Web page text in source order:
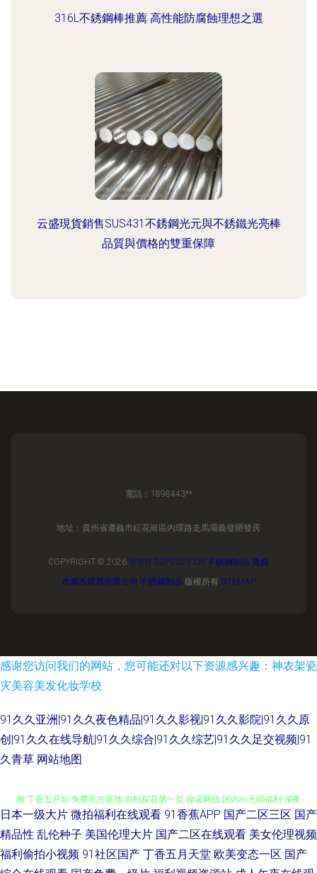
316L不銹鋼棒推薦 高性能防腐蝕理想之選
云盛現貨銷售SUS431不銹鋼光元與不銹鐵光亮棒
品質與價格的雙重保障
電話：1898443**
地址：貴州省遵義市紅花崗區內環路走馬壩義發開發房
COPYRIGHT © 2026 WWW.GDPZ221.CN 不銹鋼制品 遵義
市鑫杰貿易有限公司 不銹鋼制品 版權所有 SITEMAP
感谢您访问我们的网站，您可能还对以下资源感兴趣：神农架瓷
灾美容美发化妆学校
91久久亚洲|91久久夜色精品|91久久影视|91久久影院|91久久原
创|91久久在线导航|91久久综合|91久久综艺|91久久足交视频|91
久青草 网站地图
五月天婷婷小说网站 91人妻人人操人人爱 日屄导航 一区二区剧情视频 91视
频 丁香五月欲 免费毛片基地 自拍探花第一页 操逼网战 国内av无码福利 深夜
日本一级大片 微拍福利在线观看 91香蕉APP 国产二区三区 国产
精品性 乱伦种子 美国伦理大片 国产二区在线观看 美女伦理视频
福利偷拍小视频 91社区国产 丁香五月天堂 欧美变态一区 国产